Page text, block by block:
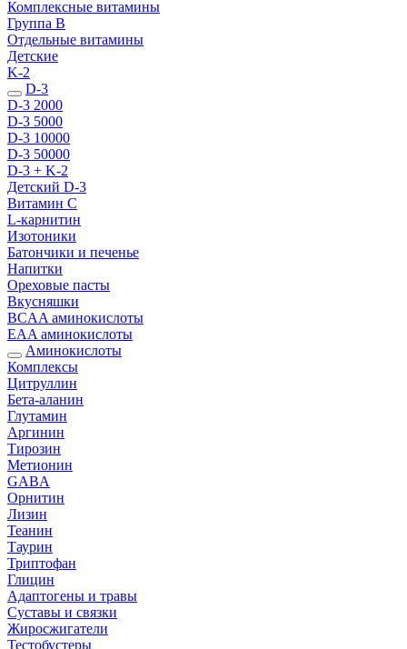
Комплексные витамины
Группа B
Отдельные витамины
Детские
K-2
D-3
D-3 2000
D-3 5000
D-3 10000
D-3 50000
D-3 + K-2
Детский D-3
Витамин С
L-карнитин
Изотоники
Батончики и печенье
Напитки
Ореховые пасты
Вкусняшки
BCAA аминокислоты
EAA аминокислоты
Аминокислоты
Комплексы
Цитруллин
Бета-аланин
Глутамин
Аргинин
Тирозин
Метионин
GABA
Орнитин
Лизин
Теанин
Таурин
Триптофан
Глицин
Адаптогены и травы
Суставы и связки
Жиросжигатели
Тестобустеры